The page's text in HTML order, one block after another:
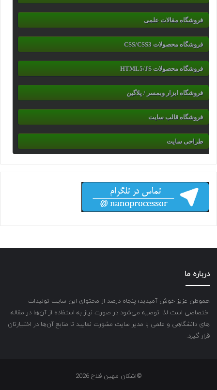
فروشگاه مقالات علمی
فروشگاه محصولات CSS/CSS3
فروشگاه محصولات HTML5/JS
فروشگاه ابزار وبمسر / پلاگین
فروشگاه قالب سایت
طراحی سایت
درباره ما
هموطن عزیز خوش آمیدید؛ پنجاه درصد از محتوای این سایت تولیدات
اختصاصی است لذا توصیه می‌شود در صورت نیاز به استفاده از آن‌ها در مقاله
های دانشگاهی و علمی با مدیر سایت مشورت نمایید تا منابع آن‌ها در اختیارتان
قرار گیرد.
©اشکان مهین فلاح 2026